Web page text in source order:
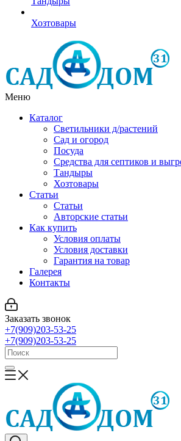
Хозтовары
Меню
Каталог
Светильники д/растений
Сад и огород
Посуда
Средства для септиков и
Тандыры
Хозтовары
Статьи
Статьи
Авторские статьи
Как купить
Условия оплаты
Условия доставки
Гарантия на товар
Галерея
Контакты
Заказать звонок
+7(909)203-53-25
+7(909)203-53-25